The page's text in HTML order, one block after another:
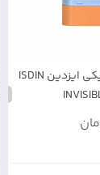
ضدآفتاب استیکی ایزدین ISDIN